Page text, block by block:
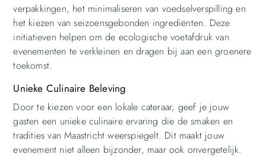
verpakkingen, het minimaliseren van voedselverspilling en
het kiezen van seizoensgebonden ingrediënten. Deze
initiatieven helpen om de ecologische voetafdruk van
evenementen te verkleinen en dragen bij aan een groenere
toekomst.
Unieke Culinaire Beleving
Door te kiezen voor een lokale cateraar, geef je jouw
gasten een unieke culinaire ervaring die de smaken en
tradities van Maastricht weerspiegelt. Dit maakt jouw
evenement niet alleen bijzonder, maar ook onvergetelijk.